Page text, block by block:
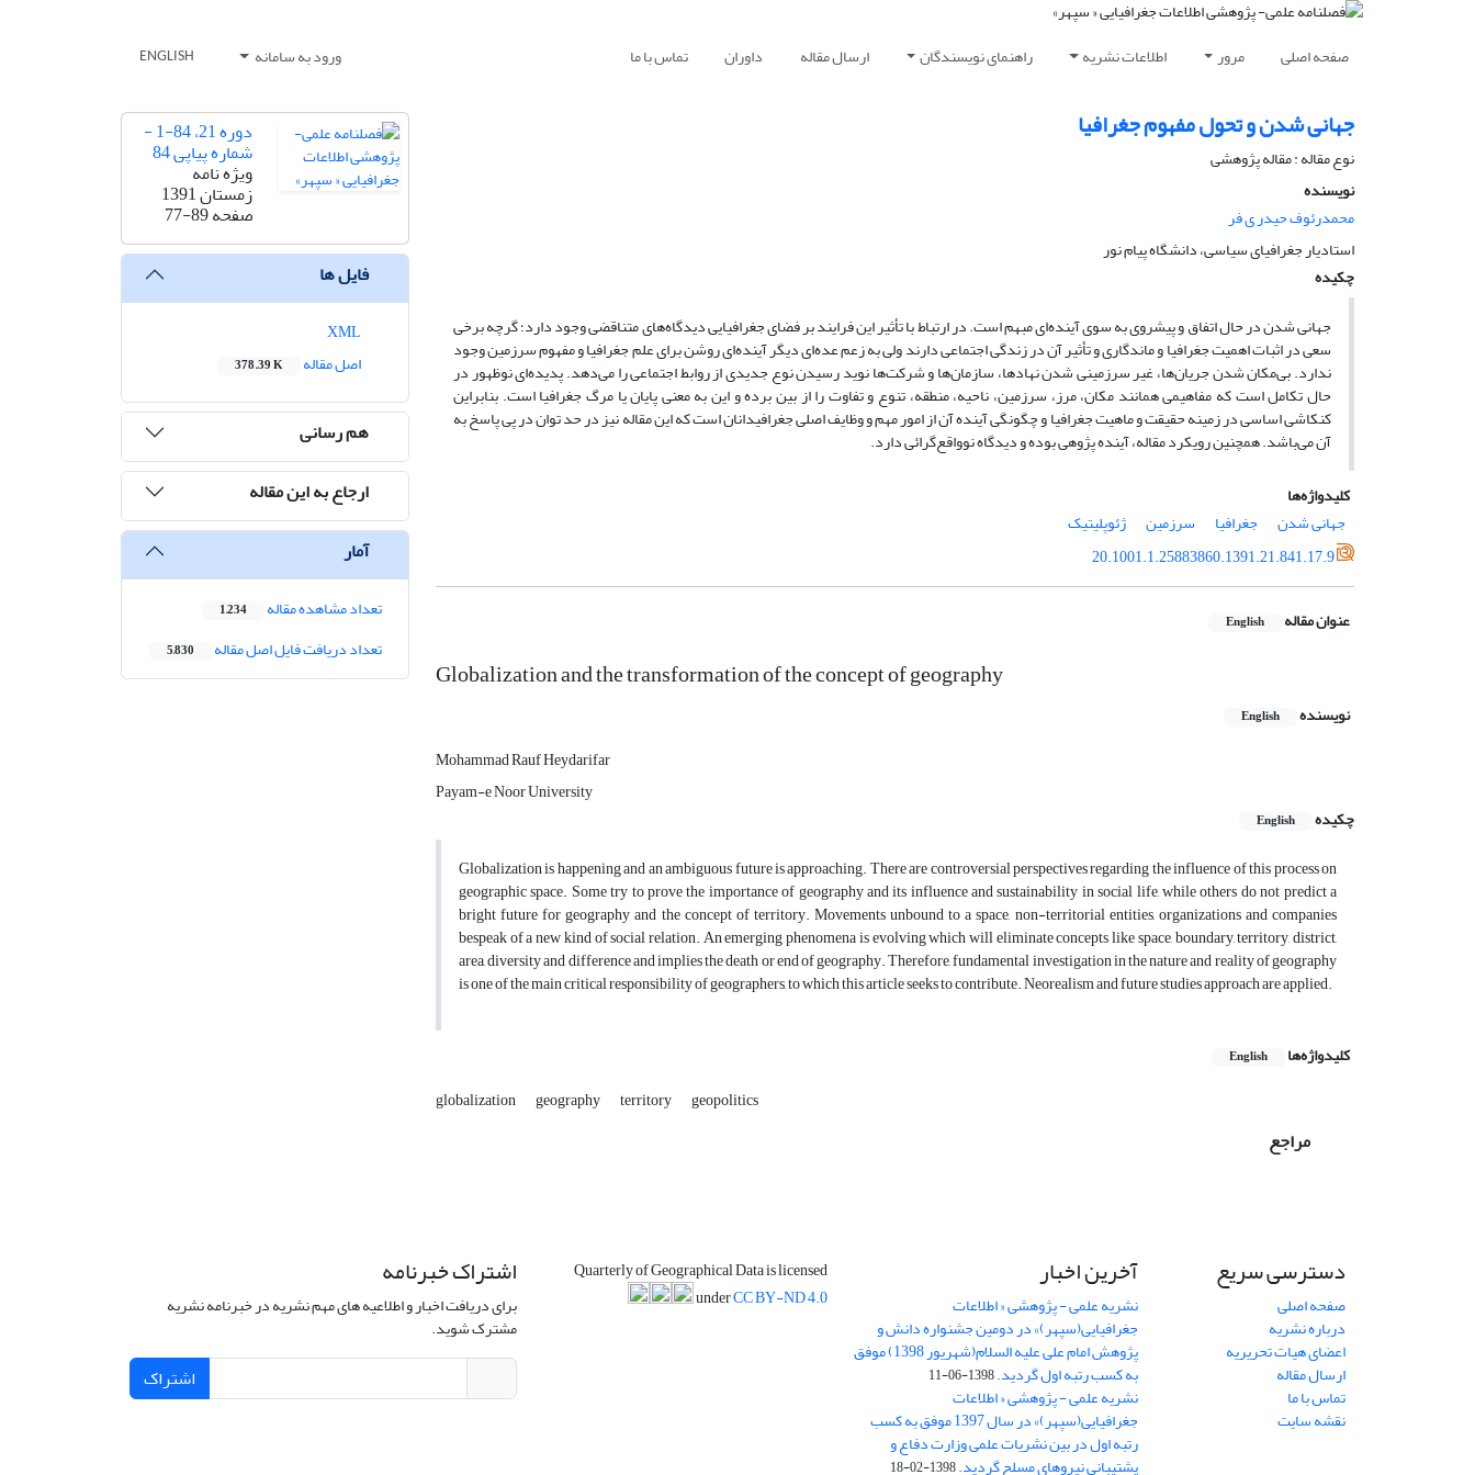
صفحه اصلی مرور اطلاعات نشریه راهنمای نویسندگان ارسال مقاله داوران تماس با ما ورود به سامانه ENGLISH
جهانی شدن و تحول مفهوم جغرافیا
نوع مقاله : مقاله پژوهشی
نویسنده
محمدرئوف حیدر ی فر
استادیار جغرافیای سیاسی، دانشگاه پیام نور
چکیده
جهانی شدن در حال اتفاق و پیشروی به سوی آینده‌ای مبهم است. در ارتباط با تأثیر این فرایند بر فضای جغرافیایی دیدگاه‌ه­ای متناقضی وجود دارد؛ گرچه برخی
سعی در اثبات اهمیت جغرافیا و ماندگاری و تأثیر آن در زندگی اجتماعی دارند ولی به زعم عده‌­ای دیگر آینده‌ای روشن برای علم جغرافیا و مفهوم سرزمین وجود
ندارد. بی‌مکان شدن جریان‌ها، غیر سرزمینی شدن نهادها، سازمان‌ها و شرکت‌ها نوید رسیدن نوع جدیدی از روابط اجتماعی را می­‌دهد. پدیده­‌ای نوظهور در
حال تکامل است که مفاهیمی همانند مکان، مرز، سرزمین، ناحیه، منطقه، تنوع و تفاوت را از بین برده و این به معنی پایان یا مرگ جغرافیا است. بنابراین
کنکاشی اساسی در زمینه حقیقت و ماهیت جغرافیا و چگونگی آینده آن از امور مهم و وظایف اصلی جغرافیدانان است که این مقاله نیز در حد توان در پی پاسخ به
آن می­‌باشد. همچنین رویکرد مقاله، آینده پژوهی بوده و دیدگاه نوواقع­‌گرائی دارد.
کلیدواژه‌ها
جهانی شدن
جغرافیا سرزمین
ژئوپلیتیک
20.1001.1.25883860.1391.21.841.17.9
عنوان مقاله English
Globalization and the transformation of the concept of geography
نویسنده English
Mohammad Rauf Heydarifar
Payam-e Noor University
چکیده
English
Globalization is happening and an ambiguous future is approaching. There are controversial perspectives regarding the influence of this process on
geographic space. Some try to prove the importance of geography and its influence and sustainability in social life, while others do not predict a
bright future for geography and the concept of territory. Movements unbound to a space, non-territorial entities, organizations and companies
bespeak of a new kind of social relation. An emerging phenomena is evolving which will eliminate concepts like space, boundary, territory, district,
area, diversity and difference and implies the death or end of geography. Therefore, fundamental investigation in the nature and reality of geography
is one of the main critical responsibility of geographers, to which this article seeks to contribute. Neorealism and future studies approach are applied.
کلیدواژه‌ها English
globalization geography territory geopolitics
مراجع
دوره 21، 84-1 -
شماره پیاپی 84
ویژه نامه
زمستان 1391
صفحه77-89
فایل ها
اصل مقاله
378.39 K
هم رسانی
ارجاع به این مقاله
آمار
تعداد مشاهده مقاله 1,234
تعداد دریافت فایل اصل مقاله 5,830
دسترسی سریع
صفحه اصلی
درباره نشریه
اعضای هیات تحریریه
ارسال مقاله
تماس با ما
نقشه سایت
آخرین اخبار
نشریه علمی - پژوهشی « اطلاعات
جغرافیایی(سپهر)» در دومین جشنواره دانش و
پژوهش امام علی علیه السلام(شهریور 1398) موفق
به کسب رتبه اول گردید.1398-06-11
نشریه علمی - پژوهشی « اطلاعات
جغرافیایی(سپهر)» در سال 1397 موفق به کسب
رتبه اول در بین نشریات علمی وزارت دفاع و
پشتیبانی نیروهای مسلح گردید.1398-02-18
Quarterly of Geographical Data is licensed
underCC BY-ND 4.0
اشتراک خبرنامه
برای دریافت اخبار و اطلاعیه های مهم نشریه در خبرنامه نشریه
مشترک شوید.
اشتراک